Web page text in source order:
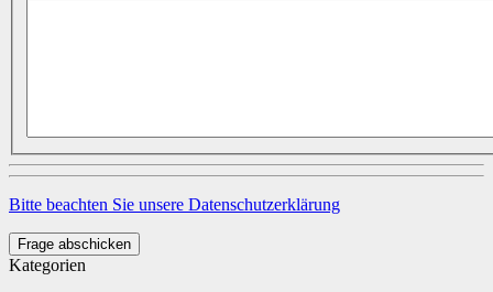
Bitte beachten Sie unsere Datenschutzerklärung
Frage abschicken
Kategorien